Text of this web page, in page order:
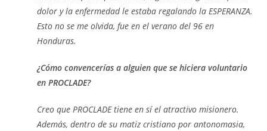
dolor y la enfermedad le estaba regalando la ESPERANZA.
Esto no se me olvida, fue en el verano del 96 en
Honduras.
¿Cómo convencerías a alguien que se hiciera voluntario
en PROCLADE?
Creo que PROCLADE tiene en sí el atractivo misionero.
Además, dentro de su matiz cristiano por antonomasia,